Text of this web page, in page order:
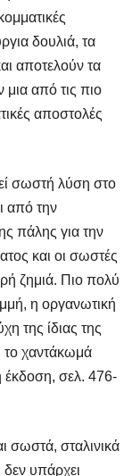
δουλιά, τα
αποτελούν τα
μια από τις πιο
αποστολές
σωστή λύση στο
από την
πάλης για την
και οι σωστές
ζημιά. Πιο πολύ
η οργανωτική
της ίδιας της
το χαντάκωμά
έκδοση, σελ. 476-
σωστά, σταλινικά
υπάρχει